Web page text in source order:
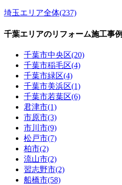
埼玉エリア全体(237)
千葉エリアのリフォーム施工事例
千葉市中央区(20)
千葉市稲毛区(4)
千葉市緑区(4)
千葉市美浜区(1)
千葉市若葉区(6)
君津市(1)
市原市(3)
市川市(9)
松戸市(7)
柏市(2)
流山市(2)
習志野市(2)
船橋市(58)